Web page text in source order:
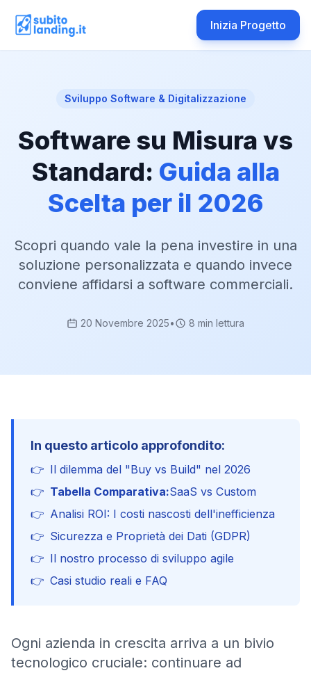
Inizia Progetto
Sviluppo Software & Digitalizzazione
Software su Misura vs
Standard: Guida alla
Scelta per il 2026
Scopri quando vale la pena investire in una
soluzione personalizzata e quando invece
conviene affidarsi a software commerciali.
20 Novembre 2025• 8 min lettura
In questo articolo approfondito:
👉 Il dilemma del "Buy vs Build" nel 2026
👉 Tabella Comparativa:SaaS vs Custom
👉 Analisi ROI: I costi nascosti dell'inefficienza
👉 Sicurezza e Proprietà dei Dati (GDPR)
👉 Il nostro processo di sviluppo agile
👉 Casi studio reali e FAQ
Ogni azienda in crescita arriva a un bivio
tecnologico cruciale: continuare ad